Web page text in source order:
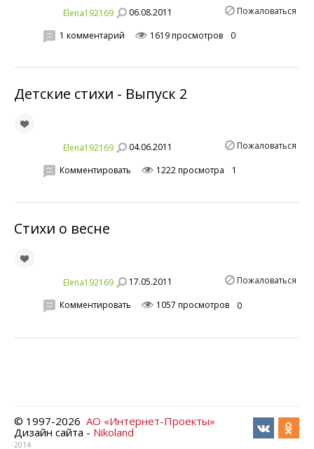
Elena192169 06.08.2011 Пожаловаться
1 комментарий 1619 просмотров 0
Детские стихи - Выпуск 2
Elena192169 04.06.2011 Пожаловаться
Комментировать 1222 просмотра 1
Стихи о весне
Elena192169 17.05.2011 Пожаловаться
Комментировать 1057 просмотров 0
© 1997-2026 АО «Интернет-Проекты»
Дизайн сайта - Nikoland
2014